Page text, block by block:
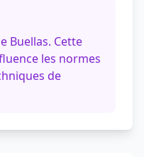
Buellas. Cette
les normes
de